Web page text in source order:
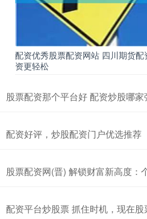
配资优秀股票配资网站 四川期货
资更轻松
股票配资那个平台好 配资炒股哪
配资好评，炒股配资门户优选推荐
股票配资网(晋) 解锁财富新高度：
配资平台炒股票 抓住时机，现在